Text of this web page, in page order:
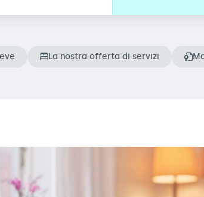
La nostra offerta di servizi